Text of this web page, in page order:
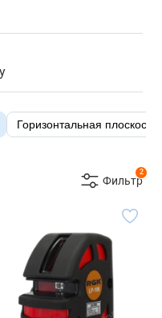
Горизонтальная плоскость
2
Фильтр